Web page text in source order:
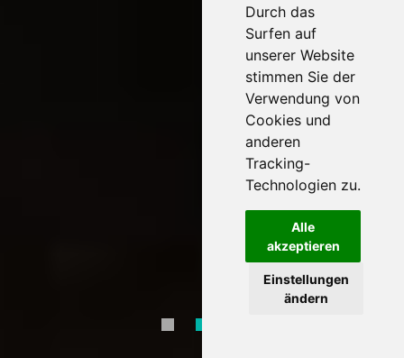
Durch das
Surfen auf
unserer Website
stimmen Sie der
Verwendung von
Cookies und
anderen
Tracking-
Technologien zu.
Alle
akzeptieren
Einstellungen
ändern